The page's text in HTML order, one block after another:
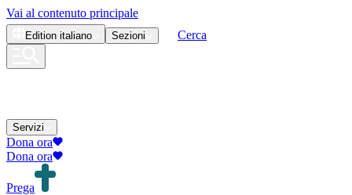
Vai al contenuto principale
Edition italiano Sezioni Cerca
Servizi
Dona ora
Dona ora
Prega